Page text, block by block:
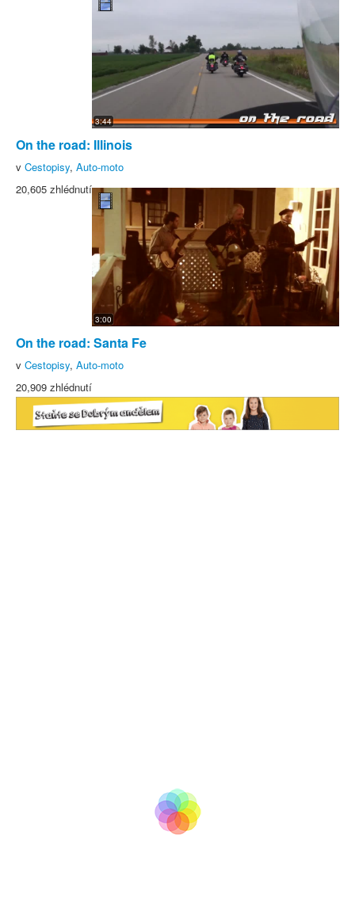
3:44
On the road: Illinois
v Cestopisy, Auto-moto
20,605 zhlédnutí
3:00
On the road: Santa Fe
v Cestopisy, Auto-moto
20,909 zhlédnutí